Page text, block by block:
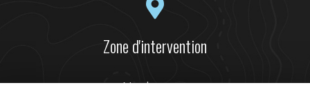
Zone d'intervention
Narbonne